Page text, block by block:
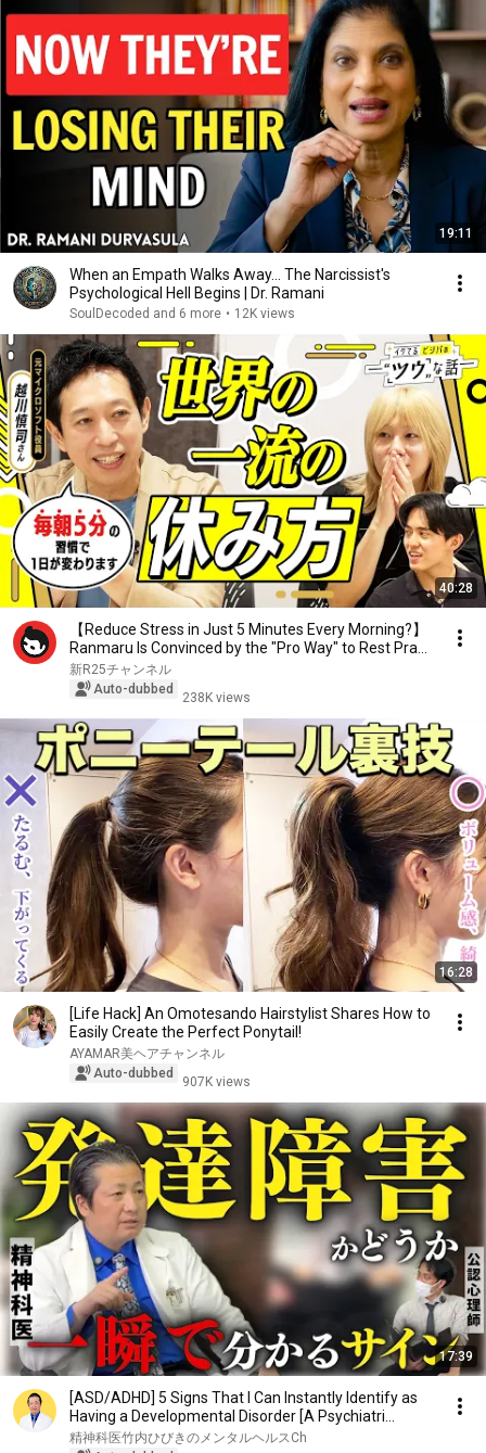
19:11
When an Empath Walks Away... The Narcissist's
Psychological Hell Begins | Dr. Ramani
SoulDecoded and 6 more • 12K views
40:28
【Reduce Stress in Just 5 Minutes Every Morning?】
Ranmaru Is Convinced by the "Pro Way" to Rest Pra...
新R25チャンネル
Auto-dubbed
238K views
16:28
[Life Hack] An Omotesando Hairstylist Shares How to
Easily Create the Perfect Ponytail!
AYAMAR美ヘアチャンネル
Auto-dubbed
907K views
17:39
[ASD/ADHD] 5 Signs That I Can Instantly Identify as
Having a Developmental Disorder [A Psychiatri...
精神科医竹内ひびきのメンタルヘルスCh